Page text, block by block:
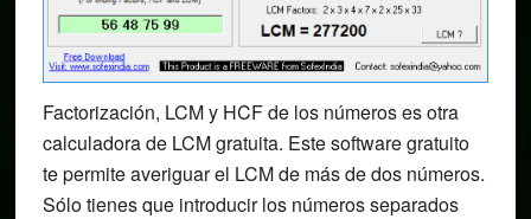
Factorización, LCM y HCF de los números es otra
calculadora de LCM gratuita. Este software gratuito
te permite averiguar el LCM de más de dos números.
Sólo tienes que introducir los números separados